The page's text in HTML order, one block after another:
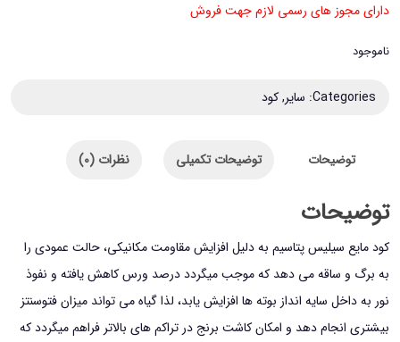
دارای مجوز های رسمی لازم جهت فروش
ناموجود
Categories: سایر,کود
توضیحات توضیحات تکمیلی نظرات (0)
توضیحات
كود مایع سیلیس پتاسیم به دليل افزايش مقاومت مكانيكي، حالت عمودی را
به برگ و ساقه می دهد كه موجب میگردد درصد ورس كاهش يافته و نفوذ
نور به داخل سايه ‌انداز بوته‌ ها افزايش يابد، لذا گياه می تواند ميزان فتوسنتز
بيشتری انجام دهد و امكان كاشت برنج در تراكم ‌های بالاتر فراهم میگردد كه